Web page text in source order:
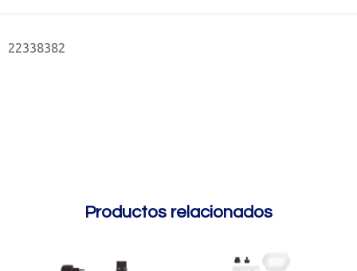
22338382
Productos relacionados